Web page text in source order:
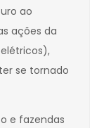
ao
ações da
se tornado
e fazendas